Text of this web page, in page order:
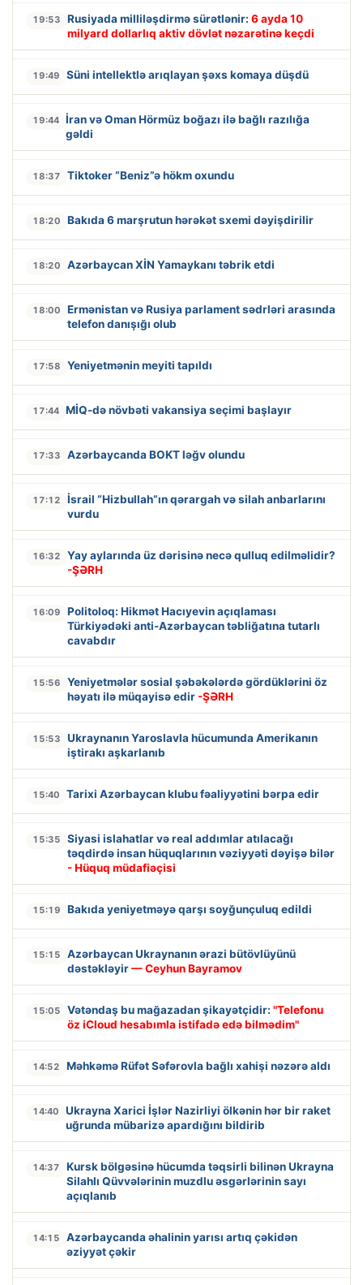
19:53 Rusiyada milliləşdirmə sürətlənir: 6 ayda 10
milyard dollarlıq aktiv dövlət nəzarətinə keçdi
19:49 Süni intellektlə arıqlayan şəxs komaya düşdü
19:44 İran və Oman Hörmüz boğazı ilə bağlı razılığa
gəldi
18:37 Tiktoker “Beniz”ə hökm oxundu
18:20 Bakıda 6 marşrutun hərəkət sxemi dəyişdirilir
18:20 Azərbaycan XİN Yamaykanı təbrik etdi
18:00
Ermənistan və Rusiya parlament sədrləri arasında
telefon danışığı olub
17:58 Yeniyetmənin meyiti tapıldı
17:44 MİQ-də növbəti vakansiya seçimi başlayır
17:33 Azərbaycanda BOKT ləğv olundu
17:12
İsrail “Hizbullah”ın qərargah və silah anbarlarını
vurdu
16:32
Yay aylarında üz dərisinə necə qulluq edilməlidir?
-ŞƏRH
16:09
Politoloq: Hikmət Hacıyevin açıqlaması
Türkiyədəki anti-Azərbaycan təbliğatına tutarlı
cavabdır
15:56
Yeniyetmələr sosial şəbəkələrdə gördüklərini öz
həyatı ilə müqayisə edir -ŞƏRH
15:53
Ukraynanın Yaroslavla hücumunda Amerikanın
iştirakı aşkarlanıb
15:40 Tarixi Azərbaycan klubu fəaliyyətini bərpa edir
15:35
Siyasi islahatlar və real addımlar atılacağı
təqdirdə insan hüquqlarının vəziyyəti dəyişə bilər
- Hüquq müdafiəçisi
15:19 Bakıda yeniyetməyə qarşı soyğunçuluq edildi
15:15
Azərbaycan Ukraynanın ərazi bütövlüyünü
dəstəkləyir— Ceyhun Bayramov
15:05 Vətəndaş bu mağazadan şikayətçidir: "Telefonu
öz iCloud hesabımla istifadə edə bilmədim"
14:52 Məhkəmə Rüfət Səfərovla bağlı xahişi nəzərə aldı
14:40
Ukrayna Xarici İşlər Nazirliyi ölkənin hər bir raket
uğrunda mübarizə apardığını bildirib
14:37
Kursk bölgəsinə hücumda təqsirli bilinən Ukrayna
Silahlı Qüvvələrinin muzdlu əsgərlərinin sayı
açıqlanıb
14:15
Azərbaycanda əhalinin yarısı artıq çəkidən
əziyyət çəkir